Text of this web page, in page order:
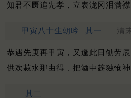
知君不匮追先孝，立表泷冈泪满襟
甲寅八十生朝吟 其一 清
恭遇先庚再甲寅，又逢此日劬劳辰
供欢菽水那由得，把酒中筵独怆神
其二